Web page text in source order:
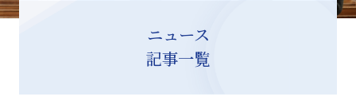
ニュース
記事一覧